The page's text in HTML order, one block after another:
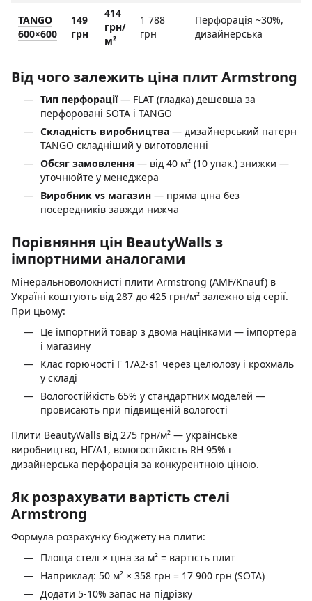
TANGO
600×600
149
грн
414
грн/
м²
1 788
грн
Перфорація ~30%,
дизайнерська
Від чого залежить ціна плит Armstrong
Тип перфорації— FLAT (гладка) дешевша за
перфоровані SOTA і TANGO
Складність виробництва — дизайнерський патерн
TANGO складніший у виготовленні
Обсяг замовлення — від 40 м² (10 упак.) знижки —
уточнюйте у менеджера
Виробник vs магазин — пряма ціна без
посередників завжди нижча
Порівняння цін BeautyWalls з
імпортними аналогами
Мінеральноволокнисті плити Armstrong (AMF/Knauf) в
Україні коштують від 287 до 425 грн/м² залежно від серії.
При цьому:
Це імпортний товар з двома націнками — імпортера
і магазину
Клас горючості Г 1/A2-s1 через целюлозу і крохмаль
у складі
Вологостійкість 65% у стандартних моделей —
провисають при підвищеній вологості
Плити BeautyWalls від 275 грн/м² — українське
виробництво, НГ/A1, вологостійкість RH 95% і
дизайнерська перфорація за конкурентною ціною.
Як розрахувати вартість стелі
Armstrong
Формула розрахунку бюджету на плити:
Площа стелі × ціна за м² = вартість плит
Наприклад: 50 м² × 358 грн = 17 900 грн (SOTA)
Додати 5-10% запас на підрізку